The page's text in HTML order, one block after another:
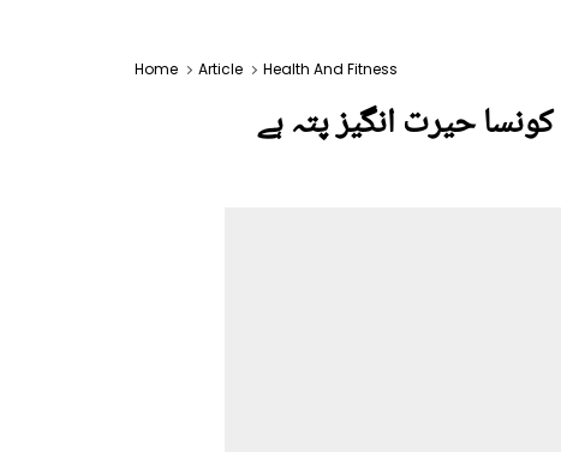
Home Article Health And Fitness
یہ کونسا حیرت انگیز پتہ ہے